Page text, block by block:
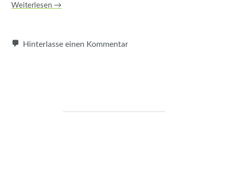
Weiterlesen →
Hinterlasse einen Kommentar